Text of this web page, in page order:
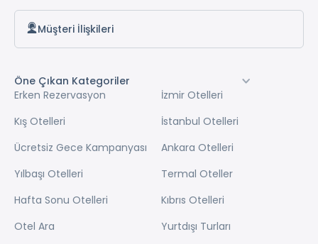
Müşteri İlişkileri
Öne Çıkan Kategoriler
Erken Rezervasyon
Kış Otelleri
Ücretsiz Gece Kampanyası
Yılbaşı Otelleri
Hafta Sonu Otelleri
Otel Ara
İzmir Otelleri
İstanbul Otelleri
Ankara Otelleri
Termal Oteller
Kıbrıs Otelleri
Yurtdışı Turları